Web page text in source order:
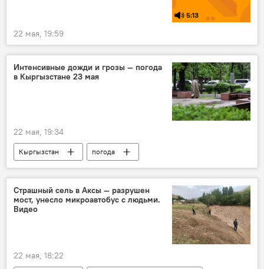
5:13
22 мая, 19:59
Интенсивные дожди и грозы — погода
в Кыргызстане 23 мая
22 мая, 19:34
Кыргызстан
погода
погода в Кыргызстане
дождь
гроза
Страшный сель в Аксы — разрушен
мост, унесло микроавтобус с людьми.
Видео
22 мая, 18:22